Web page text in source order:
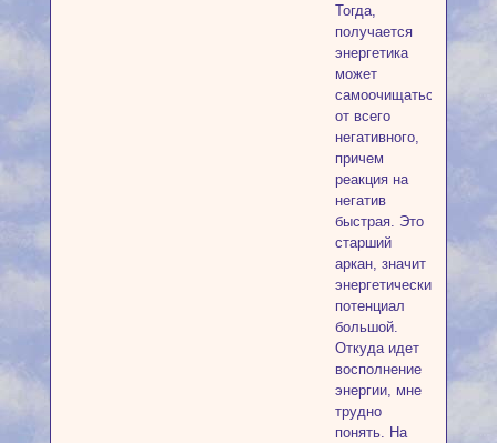
Тогда,
получается
энергетика
может
самоочищаться
от всего
негативного,
причем
реакция на
негатив
быстрая. Это
старший
аркан, значит
энергетический
потенциал
большой.
Откуда идет
восполнение
энергии, мне
трудно
понять. На